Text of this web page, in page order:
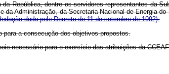
República, dentre os servidores representantes da
Administração, da Secretaria Nacional de Energia
dada pelo Decreto de 11 de setembro de 1992).
para a consecução dos objetivos propostos.
necessário para o exercício das atribuições da